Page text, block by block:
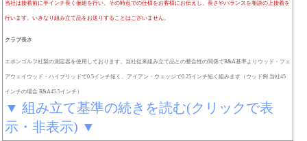
当社は接着前に半インチ長く仮組を行い、その時点での仕様をお客様にお伝えし、長さやバランスを相談の上接着を
行います。いきなり組み立て品をお送りすることはございません。
クラブ長さ
エポンゴルフ社製の測定器を使用しております。当社従来組み立て品との整合性の関係でR&A基準よりウッド・フェ
アウェイウッド・ハイブリッドで0.5インチ短く、アイアン・ウェッジで0.25インチ短く組みます（ウッド例 当社45
インチの場合 R&A45.5インチ）
▼ 組み立て基準の続きを読む(クリックで表
示・非表示) ▼